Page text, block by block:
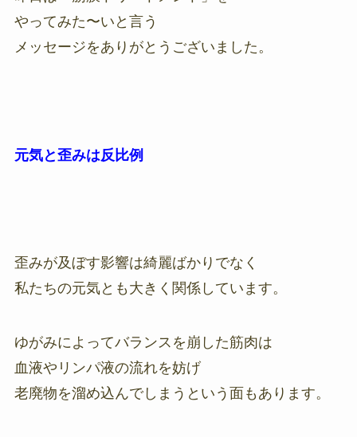
やってみた〜いと言う
メッセージをありがとうございました。
元気と歪みは反比例
歪みが及ぼす影響は綺麗ばかりでなく
私たちの元気とも大きく関係しています。
ゆがみによってバランスを崩した筋肉は
血液やリンパ液の流れを妨げ
老廃物を溜め込んでしまうという面もあります。